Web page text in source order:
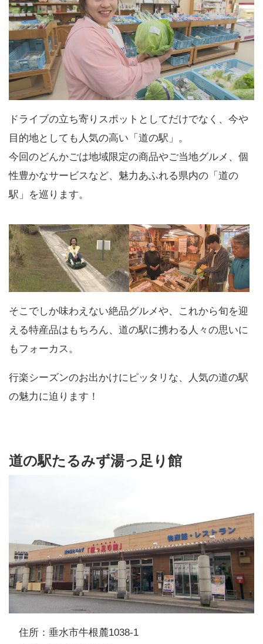
ドライブの立ち寄りスポットとしてだけでなく、今や
目的地としても人気の高い「道の駅」。
今回のどんかごは地域限定の商品やご当地グルメ、個
性豊かなサービスなど、魅力あふれる県内の「道の
駅」を巡ります。
そこでしか味わえない絶品グルメや、これから旬を迎
える特産品はもちろん、道の駅に携わる人々の思いに
もフォーカス。
行楽シーズンのお出かけにピッタリな、人気の道の駅
の魅力に迫ります！
道の駅たるみず湯っ足り館
住所：垂水市牛根麓1038-1